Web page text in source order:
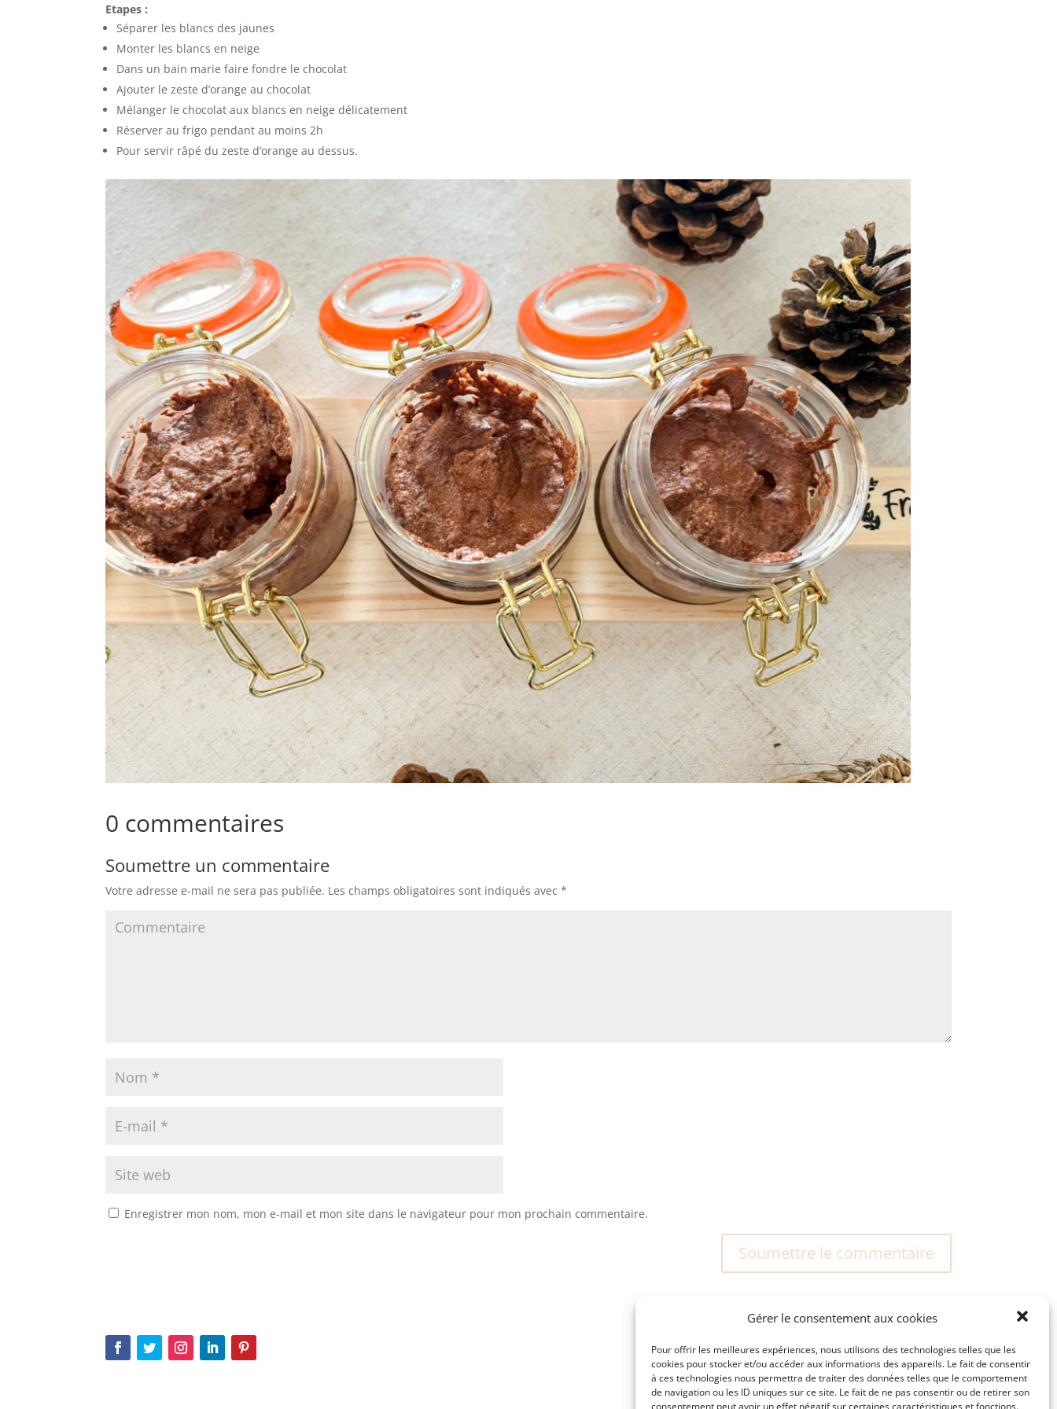
Gérer le consentement aux cookies
Pour offrir les meilleures expériences, nous utilisons des technologies telles que les
cookies pour stocker et/ou accéder aux informations des appareils. Le fait de consentir
à ces technologies nous permettra de traiter des données telles que le comportement
de navigation ou les ID uniques sur ce site. Le fait de ne pas consentir ou de retirer son
consentement peut avoir un effet négatif sur certaines caractéristiques et fonctions.
Etapes :
Séparer les blancs des jaunes
Monter les blancs en neige
Dans un bain marie faire fondre le chocolat
Ajouter le zeste d’orange au chocolat
Mélanger le chocolat aux blancs en neige délicatement
Réserver au frigo pendant au moins 2h
Pour servir râpé du zeste d’orange au dessus.
0 commentaires
Soumettre un commentaire
Votre adresse e-mail ne sera pas publiée. Les champs obligatoires sont indiqués avec*
Enregistrer mon nom, mon e-mail et mon site dans le navigateur pour mon prochain commentaire.
Soumettre le commentaire